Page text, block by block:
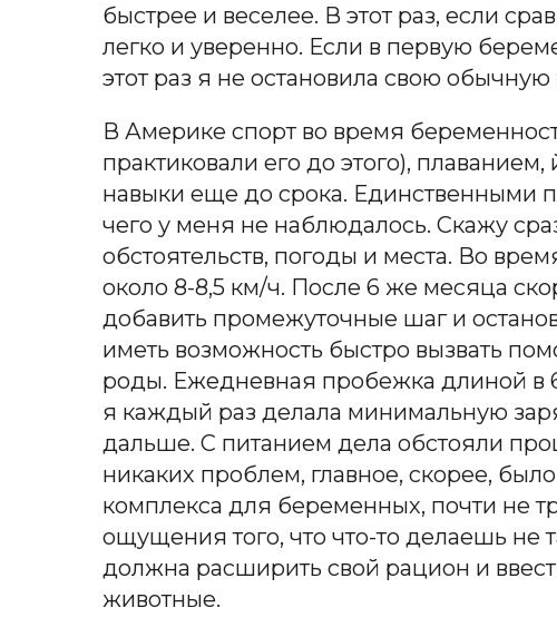
быстрее и веселее. В этот раз, если
легко и уверенно. Если в первую
этот раз я не остановила свою
В Америке спорт во время
практиковали его до этого),
навыки еще до срока. Единственными
чего у меня не наблюдалось. Скажу
обстоятельств, погоды и места. Во
около 8-8,5 км/ч. После 6 же месяца
добавить промежуточные шаг и
иметь возможность быстро вызвать
роды. Ежедневная пробежка длиной в
я каждый раз делала минимальную
дальше. С питанием дела обстояли
никаких проблем, главное, скорее,
комплекса для беременных, почти не
ощущения того, что что-то делаешь
должна расширить свой рацион и
животные.